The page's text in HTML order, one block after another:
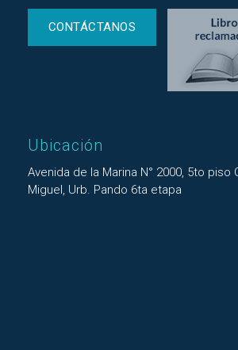
CONTÁCTANOS
Ubicación
Avenida de la Marina N° 2000, 5to piso
Miguel, Urb. Pando 6ta etapa